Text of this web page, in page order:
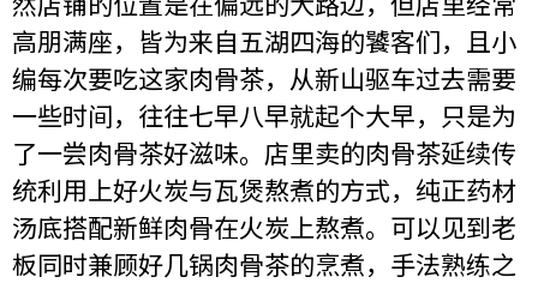
高朋满座，皆为来自五湖四海的饕客们，且小
编每次要吃这家肉骨茶，从新山驱车过去需要
一些时间，往往七早八早就起个大早，只是为
了一尝肉骨茶好滋味。店里卖的肉骨茶延续传
统利用上好火炭与瓦煲熬煮的方式，纯正药材
汤底搭配新鲜肉骨在火炭上熬煮。可以见到老
板同时兼顾好几锅肉骨茶的烹煮，手法熟练之